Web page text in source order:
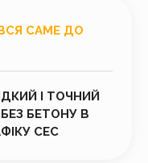
САМЕ ДО
І ТОЧНИЙ
БЕТОНУ В
СЕС